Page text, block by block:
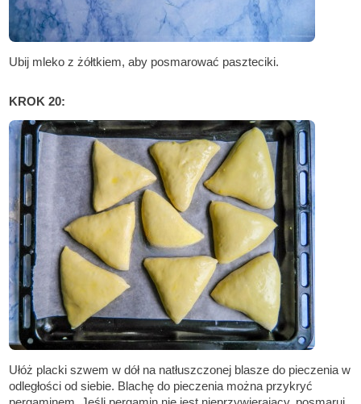
Ubij mleko z żółtkiem, aby posmarować paszteciki.
KROK 20:
Ułóż placki szwem w dół na natłuszczonej blasze do pieczenia w
odległości od siebie. Blachę do pieczenia można przykryć